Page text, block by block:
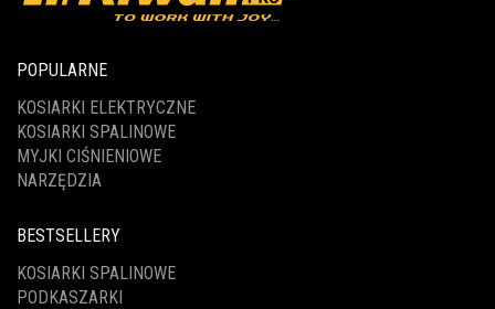
POPULARNE
KOSIARKI ELEKTRYCZNE
KOSIARKI SPALINOWE
MYJKI CIŚNIENIOWE
NARZĘDZIA
BESTSELLERY
KOSIARKI SPALINOWE
PODKASZARKI